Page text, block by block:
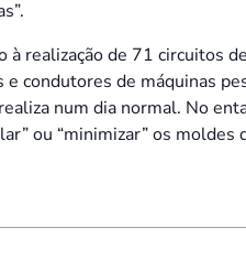
realização de 71 circuitos
condutores de máquinas
num dia normal. No
ou “minimizar” os